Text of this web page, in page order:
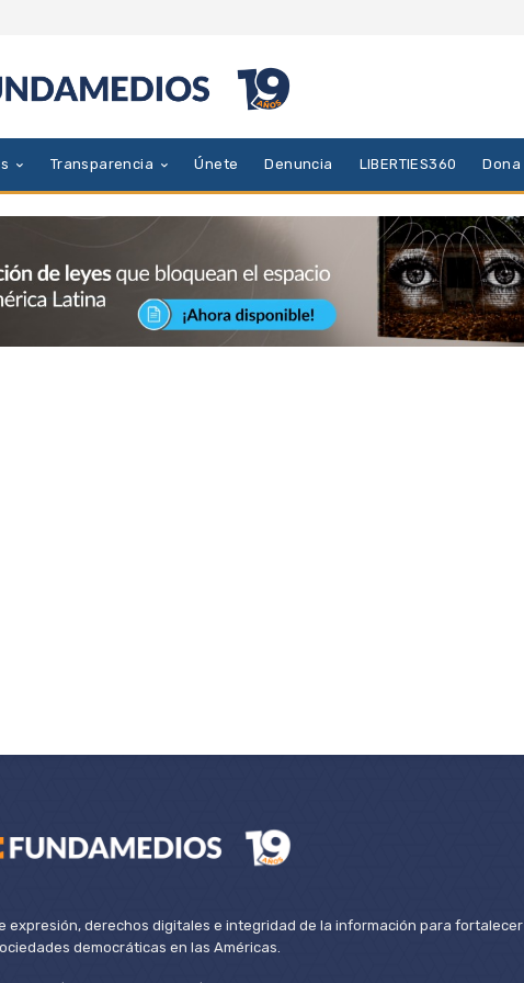
Transparencia Únete Denuncia LIBERTIES360 Dona
expresión, derechos digitales e integridad de la información para fortalecer
democráticas en las Américas.